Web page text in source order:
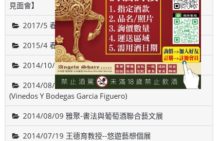
見面會】
2017/5 春之氣泡酒試飲博覽會
2015/4 春之氣泡酒試飲博覽會
2014/10/18智利-威帝偉士酒廠品酒會(VALDIVIESO)
2014/08/22 西班牙斗羅河產區，費加洛酒莊品酒會
(Vinedos Y Bodegas Garcia Figuero)
2014/08/09 雅聚-書法與葡萄酒聯合藝文展
2014/07/19 王德育教授--悠遊藝想個展